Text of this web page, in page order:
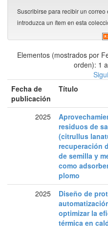
Suscribirse para recibir un
introduzca un ítem en esta
Elementos (mostrados por
orden): 1
Fecha de
publicación
Título
2025
residuos de
(citrullus
recuperación
de semilla y
como
plomo
2025
Diseño de
optimizar la
térmica en